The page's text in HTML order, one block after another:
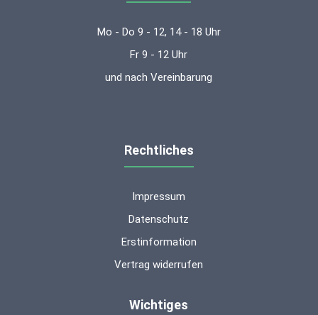
Mo - Do 9 - 12, 14 - 18 Uhr
Fr 9 - 12 Uhr
und nach Vereinbarung
Rechtliches
Impressum
Datenschutz
Erstinformation
Vertrag widerrufen
Wichtiges